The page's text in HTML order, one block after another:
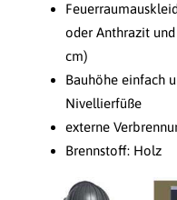
oder Anthrazit und
cm)
Bauhöhe einfach
Nivellierfüße
externe
Brennstoff: Holz